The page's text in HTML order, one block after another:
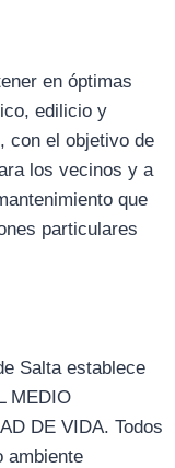
en óptimas
edilicio y
con el objetivo de
los vecinos y a
que
particulares
Salta establece
MEDIO
DE VIDA. Todos
ambiente